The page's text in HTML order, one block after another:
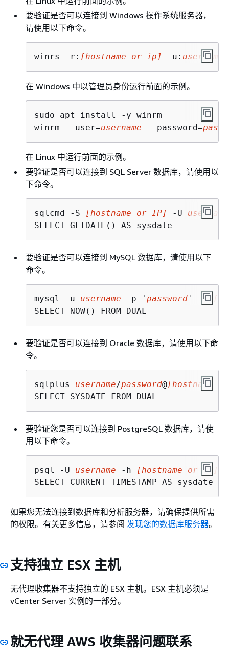
要验证是否可以连接到 Windows 操作系统服务器，
请使用以下命令。
winrs -r: [hostname or ip] -u: username
在 Windows 中以管理员身份运行前面的示例。
sudo apt install -y winrm
winrm --user=username --password=
在 Linux 中运行前面的示例。
要验证是否可以连接到 SQL Server 数据库，请使用以
下命令。
sqlcmd -S [hostname or IP] -U username
SELECT GETDATE() AS sysdate
要验证是否可以连接到 MySQL 数据库，请使用以下
命令。
mysql -u username -p ' password ' -h
SELECT NOW() FROM DUAL
要验证是否可以连接到 Oracle 数据库，请使用以下命
令。
sqlplus username/password@[hostname
SELECT SYSDATE FROM DUAL
要验证您是否可以连接到 PostgreSQL 数据库，请使
用以下命令。
psql -U username -h [hostname or IP]
SELECT CURRENT_TIMESTAMP AS sysdate
如果您无法连接到数据库和分析服务器，请确保提供所需
的权限。有关更多信息，请参阅 发现您的数据库服务器。
支持独立 ESX 主机
无代理收集器不支持独立的 ESX 主机。ESX 主机必须是
vCenter Server 实例的一部分。
就无代理 AWS 收集器问题联系